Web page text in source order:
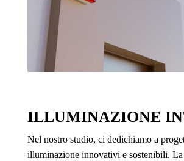
ILLUMINAZIONE
Nel nostro studio, ci dedichiamo a
illuminazione innovativi e sostenibili. La